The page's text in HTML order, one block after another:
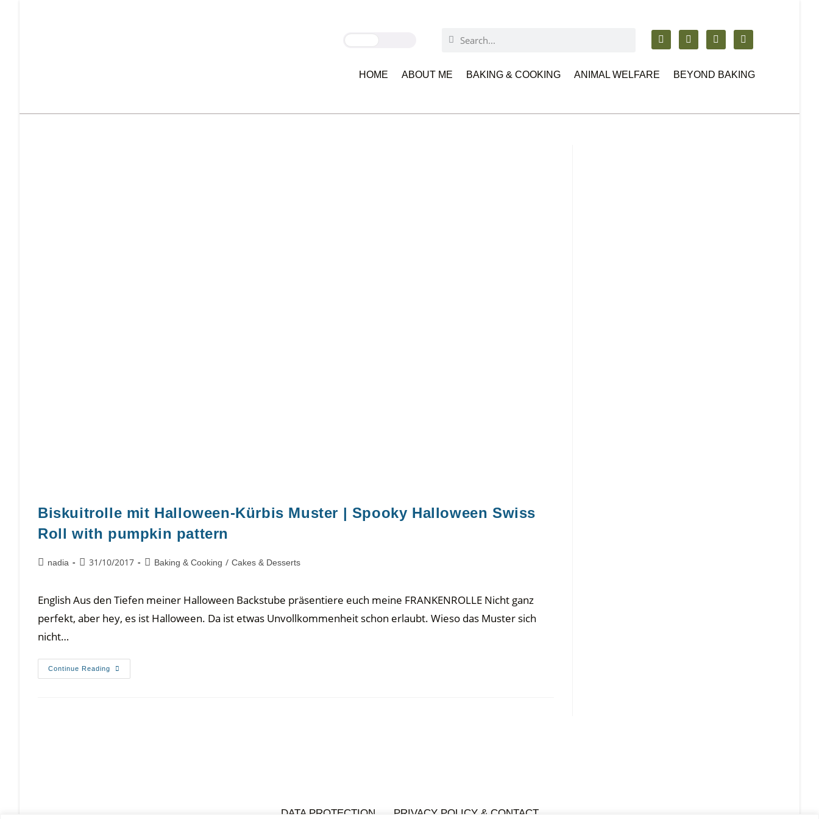
HOME ABOUT ME BAKING & COOKING ANIMAL WELFARE BEYOND BAKING
Biskuitrolle mit Halloween-Kürbis Muster | Spooky Halloween Swiss
Roll with pumpkin pattern
nadia 31/10/2017 Baking & Cooking / Cakes & Desserts
English Aus den Tiefen meiner Halloween Backstube präsentiere euch meine FRANKENROLLE Nicht ganz
perfekt, aber hey, es ist Halloween. Da ist etwas Unvollkommenheit schon erlaubt. Wieso das Muster sich
nicht…
Continue Reading
DATA PROTECTION PRIVACY POLICY & CONTACT